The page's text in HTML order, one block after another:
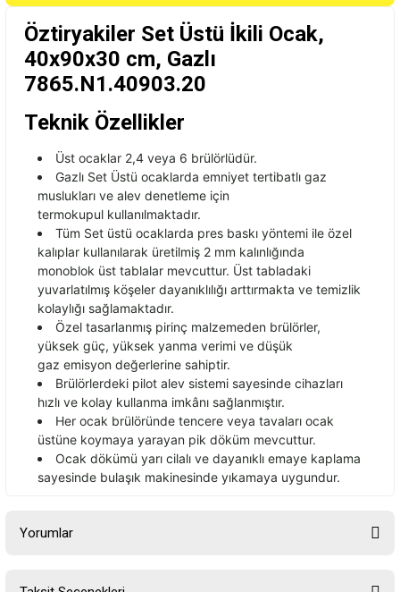
Öztiryakiler Set Üstü İkili Ocak,
40x90x30 cm, Gazlı
7865.N1.40903.20
Teknik Özellikler
Üst ocaklar 2,4 veya 6 brülörlüdür.
Gazlı Set Üstü ocaklarda emniyet tertibatlı gaz
muslukları ve alev denetleme için
termokupul kullanılmaktadır.
Tüm Set üstü ocaklarda pres baskı yöntemi ile özel
kalıplar kullanılarak üretilmiş 2 mm kalınlığında
monoblok üst tablalar mevcuttur. Üst tabladaki
yuvarlatılmış köşeler dayanıklılığı arttırmakta ve temizlik
kolaylığı sağlamaktadır.
Özel tasarlanmış pirinç malzemeden brülörler,
yüksek güç, yüksek yanma verimi ve düşük
gaz emisyon değerlerine sahiptir.
Brülörlerdeki pilot alev sistemi sayesinde cihazları
hızlı ve kolay kullanma imkânı sağlanmıştır.
Her ocak brülöründe tencere veya tavaları ocak
üstüne koymaya yarayan pik döküm mevcuttur.
Ocak dökümü yarı cilalı ve dayanıklı emaye kaplama
sayesinde bulaşık makinesinde yıkamaya uygundur.
Yorumlar